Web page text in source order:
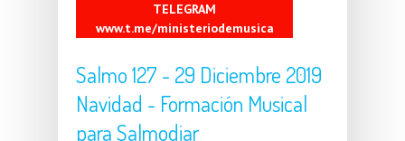
TELEGRAM
www.t.me/ministeriodemusica
Salmo 127 - 29 Diciembre 2019
Navidad - Formación Musical
para Salmodiar